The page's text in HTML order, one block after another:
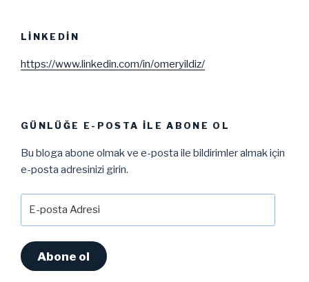
LINKEDIN
https://www.linkedin.com/in/omeryildiz/
GÜNLÜĞE E-POSTA ILE ABONE OL
Bu bloga abone olmak ve e-posta ile bildirimler almak için
e-posta adresinizi girin.
posta
Abone ol